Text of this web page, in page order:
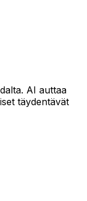
AI auttaa
täydentävät